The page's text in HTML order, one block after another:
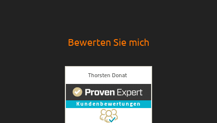
Bewerten Sie mich